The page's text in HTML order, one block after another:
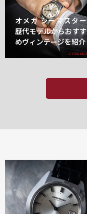
オメガ シーマスター
歴代モデルからおすす
めヴィンテージを紹介